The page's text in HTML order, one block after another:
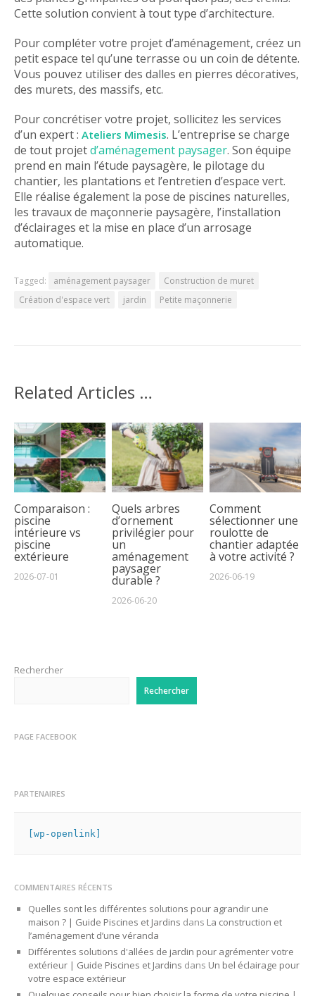
Cette solution convient à tout type d’architecture.
Pour compléter votre projet d’aménagement, créez un
petit espace tel qu’une terrasse ou un coin de détente.
Vous pouvez utiliser des dalles en pierres décoratives,
des murets, des massifs, etc.
Pour concrétiser votre projet, sollicitez les services
d’un expert : Ateliers Mimesis. L’entreprise se charge
de tout projetd’aménagement paysager. Son équipe
prend en main l’étude paysagère, le pilotage du
chantier, les plantations et l’entretien d’espace vert.
Elle réalise également la pose de piscines naturelles,
les travaux de maçonnerie paysagère, l’installation
d’éclairages et la mise en place d’un arrosage
automatique.
Tagged: aménagement paysager
Construction de muret
Création d'espace vert
jardin Petite maçonnerie
Related Articles …
Comparaison :
piscine
intérieure vs
piscine
extérieure
2026-07-01
Quels arbres
d’ornement
privilégier pour
un
aménagement
paysager
durable ?
2026-06-20
Comment
sélectionner une
roulotte de
chantier adaptée
à votre activité ?
2026-06-19
Rechercher
Rechercher
PAGE FACEBOOK
PARTENAIRES
[wp-openlink]
COMMENTAIRES RÉCENTS
Quelles sont les différentes solutions pour agrandir une
maison ? | Guide Piscines et Jardins dans La construction et
l’aménagement d’une véranda
Différentes solutions d'allées de jardin pour agrémenter votre
extérieur | Guide Piscines et Jardins dans Un bel éclairage pour
votre espace extérieur